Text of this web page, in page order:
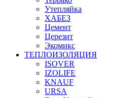
Утепляйка
ХАБЕЗ
Цемент
Церезит
Экомикс
ТЕПЛОИЗОЛЯЦИЯ
ISOVER
IZOLIFE
KNAUF
URSA